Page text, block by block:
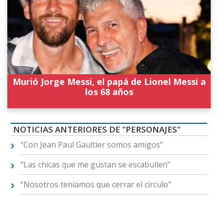
Murió Jorge Messi, el papá de Lionel Messi a
los 68 años
NOTICIAS ANTERIORES DE "PERSONAJES"
“Con Jean Paul Gaultier somos amigos”
“Las chicas que me gustan se escabullen”
“Nosotros teníamos que cerrar el círculo”